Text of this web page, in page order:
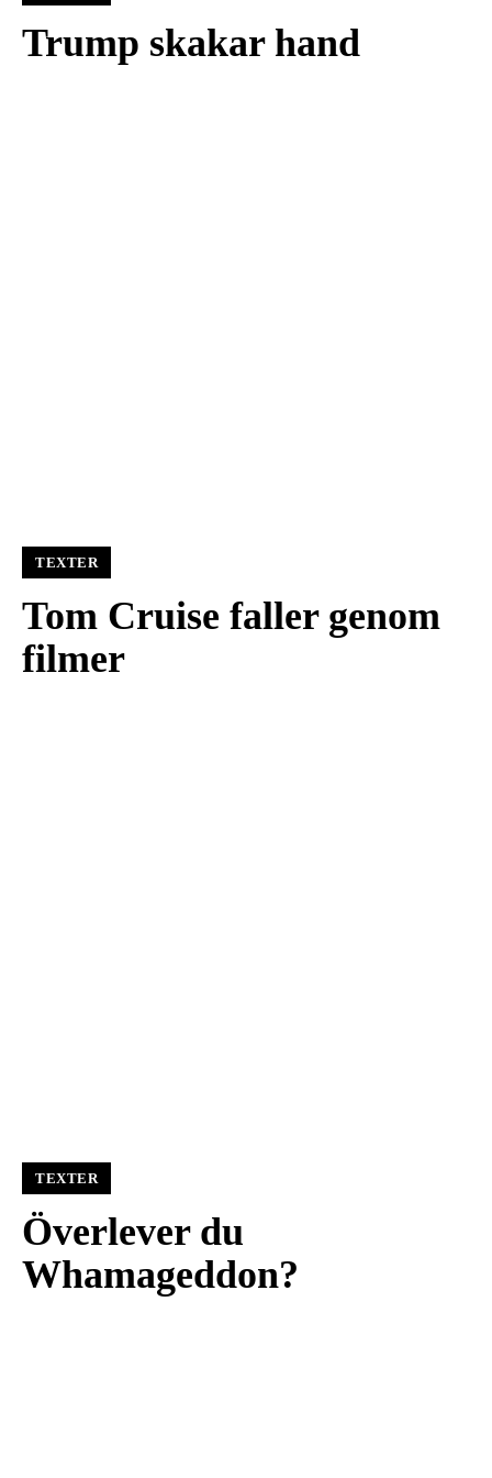
Trump skakar hand
TEXTER
Tom Cruise faller genom
filmer
TEXTER
Överlever du
Whamageddon?